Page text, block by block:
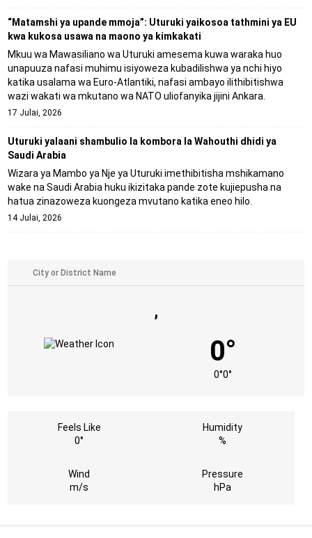
“Matamshi ya upande mmoja”: Uturuki yaikosoa tathmini ya EU
kwa kukosa usawa na maono ya kimkakati
Mkuu wa Mawasiliano wa Uturuki amesema kuwa waraka huo
unapuuza nafasi muhimu isiyoweza kubadilishwa ya nchi hiyo
katika usalama wa Euro-Atlantiki, nafasi ambayo ilithibitishwa
wazi wakati wa mkutano wa NATO uliofanyika jijini Ankara.
17 Julai, 2026
Uturuki yalaani shambulio la kombora la Wahouthi dhidi ya
Saudi Arabia
Wizara ya Mambo ya Nje ya Uturuki imethibitisha mshikamano
wake na Saudi Arabia huku ikizitaka pande zote kujiepusha na
hatua zinazoweza kuongeza mvutano katika eneo hilo.
14 Julai, 2026
,
0°
0°0°
Feels Like
0°
Humidity
%
Wind
m/s
Pressure
hPa